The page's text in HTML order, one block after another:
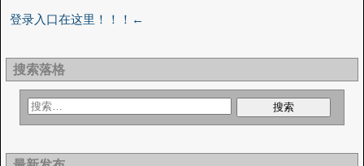
登录入口在这里！！！←
搜索落格